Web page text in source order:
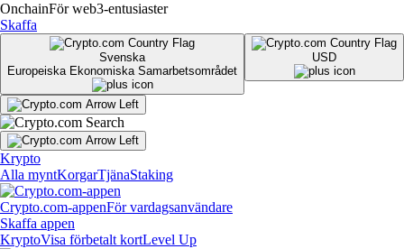
OnchainFör web3-entusiaster
Skaffa
Svenska
Europeiska Ekonomiska Samarbetsområdet
USD
Krypto
Alla myntKorgarTjänaStaking
Crypto.com-appenFör vardagsanvändare
Skaffa appen
KryptoVisa förbetalt kortLevel Up